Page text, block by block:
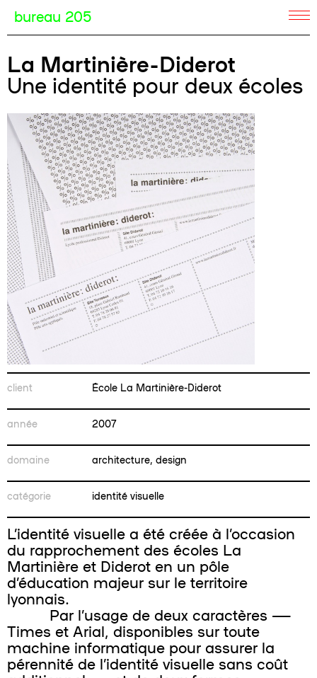
bureau 205
La Martinière-Diderot
Une identité pour deux écoles
client École La Martinière-Diderot
année 2007
domaine architecture, design
catégorie identité visuelle
L’identité visuelle a été créée à l’occasion
du rapprochement des écoles La
Martinière et Diderot en un pôle
d’éducation majeur sur le territoire
lyonnais.
Par l’usage de deux caractères —
Times et Arial, disponibles sur toute
machine informatique pour assurer la
pérennité de l’identité visuelle sans coût